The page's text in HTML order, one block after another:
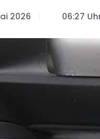
2026 06:27